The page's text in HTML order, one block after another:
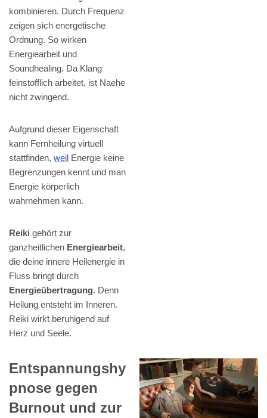
kombinieren. Durch Frequenz
zeigen sich energetische
Ordnung. So wirken
Energiearbeit und
Soundhealing. Da Klang
feinstofflich arbeitet, ist Naehe
nicht zwingend.
Aufgrund dieser Eigenschaft
kann Fernheilung virtuell
stattfinden, weil Energie keine
Begrenzungen kennt und man
Energie körperlich
wahrnehmen kann.
Reiki gehört zur
ganzheitlichen Energiearbeit,
die deine innere Heilenergie in
Fluss bringt durch
Energieübertragung. Denn
Heilung entsteht im Inneren.
Reiki wirkt beruhigend auf
Herz und Seele.
Entspannungshy
pnose gegen
Burnout und zur